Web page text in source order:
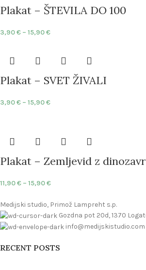
Plakat – ŠTEVILA DO 100
3,90€ – 15,90€
Plakat – SVET ŽIVALI
3,90€ – 15,90€
Plakat – Zemljevid z
11,90€ – 15,90€
Medijski studio, Primož Lampreht s.p.
Gozdna pot 20d, 1370
info@medijskistudio.com
RECENT POSTS